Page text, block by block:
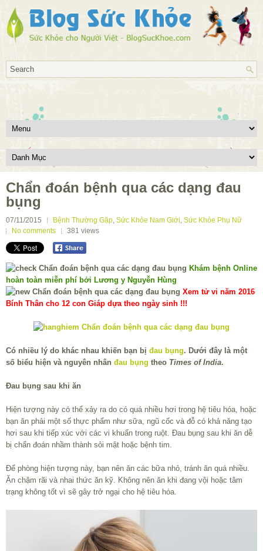
Chẩn đoán bệnh qua các dạng đau
bụng
07/11/2015 Bệnh Thường Gặp, Sức Khỏe Nam Giới, Sức Khỏe Phụ Nữ
No comments
381 views
Khám bệnh Online
hoàn toàn miễn phí bởi Lương y Nguyễn Hùng
Xem tử vi năm 2016
Bính Thân cho 12 con Giáp dựa theo ngày sinh !!!
Có nhiều lý do khác nhau khiến bạn bị đau bụng. Dưới đây là một
số biểu hiện và nguyên nhân đau bụng theo Times of India.
Đau bụng sau khi ăn
Hiện tượng này có thể xảy ra do có quá nhiều hơi trong hệ tiêu hóa, hoặc
bạn ăn phải một số thực phẩm như sữa, ngũ cốc và đỗ có khả năng tạo
hơi sau khi tiếp xúc với các vi khuẩn trong ruột. Đau bụng sau khi ăn dễ
bị chẩn đoán nhầm thành sỏi mật hoặc bệnh tim.
Để phòng hiện tượng này, bạn nên ăn các bữa nhỏ, tránh ăn quá nhiều.
Ăn chậm rãi và nhai thức ăn kỹ. Không nên ăn khi đang vội hoặc tâm
trạng không tốt vì sẽ gây trở ngại cho hệ tiêu hóa.